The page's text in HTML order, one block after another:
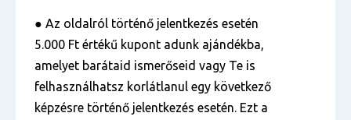
● Az oldalról történő jelentkezés esetén
5.000 Ft értékű kupont adunk ajándékba,
amelyet barátaid ismerőseid vagy Te is
felhasználhatsz korlátlanul egy következő
képzésre történő jelentkezés esetén. Ezt a